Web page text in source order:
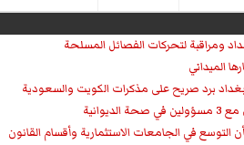
ومراقبة لتحركات الفصائل المسلحة
الميداني
برد صريح على مذكرات الكويت والسعودية
في الجامعات الاستثمارية وأقسام القانون